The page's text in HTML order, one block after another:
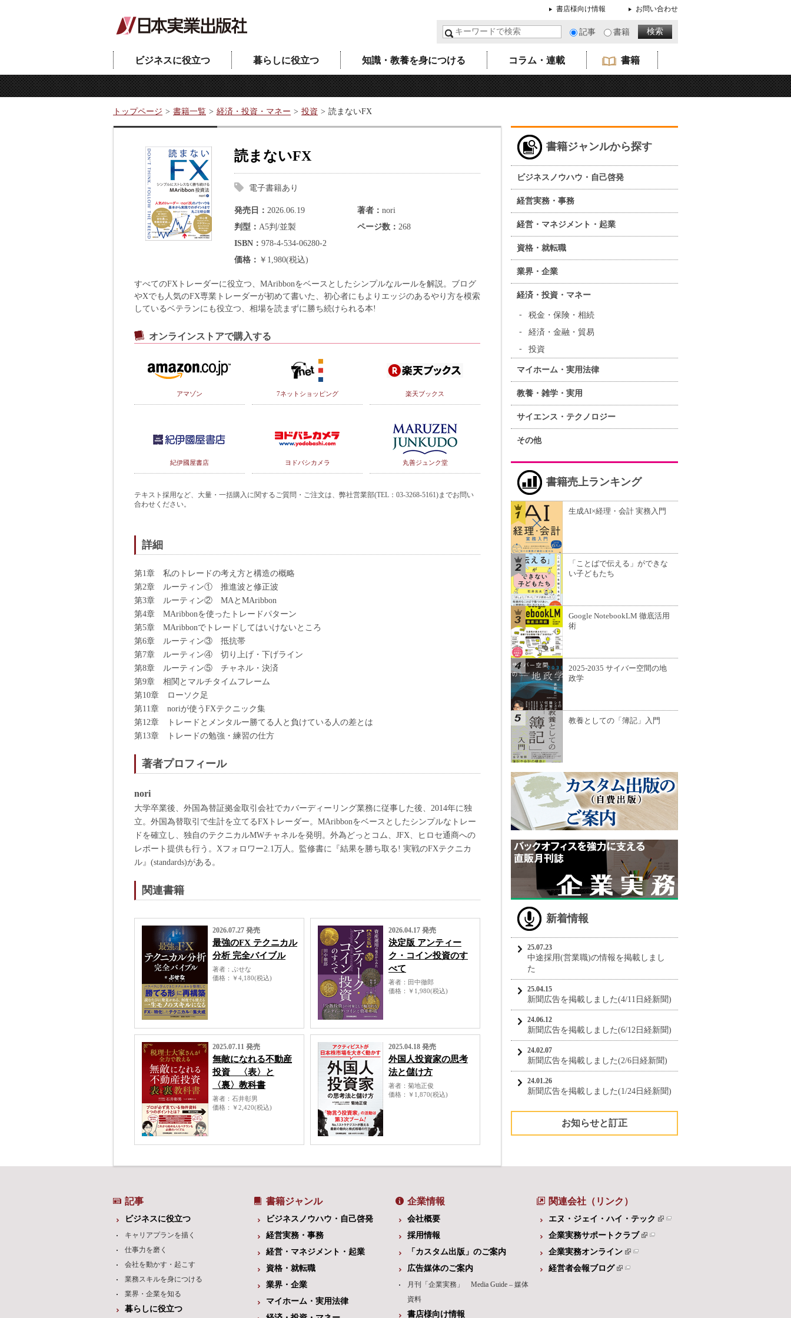
書店様向け情報 お問い合わせ
記事 書籍
ビジネスに役立つ 暮らしに役立つ 知識・教養を身につける コラム・連載 書籍
トップページ 書籍一覧 経済・投資・マネー 投資 読まないFX
読まないFX
電子書籍あり
発売日 2026.06.19 著者
nori
判型
A5判/並製 ページ数
268
ISBN
978-4-534-06280-2
価格
￥1,980(税込)
すべてのFXトレーダーに役立つ、MAribbonをベースとしたシンプルなルールを解説。ブログ
やXでも人気のFX専業トレーダーが初めて書いた、初心者にもよりエッジのあるやり方を模索
しているベテランにも役立つ、相場を読まずに勝ち続けられる本!
オンラインストアで購入する
アマゾン 7ネットショッピング 楽天ブックス
紀伊國屋書店 ヨドバシカメラ 丸善ジュンク堂
テキスト採用など、大量・一括購入に関するご質問・ご注文は、弊社営業部(TEL：03-3268-5161)までお問い
合わせください。
詳細
第1章 私のトレードの考え方と構造の概略
第2章 ルーティン① 推進波と修正波
第3章 ルーティン② MAとMAribbon
第4章 MAribbonを使ったトレードパターン
第5章 MAribbonでトレードしてはいけないところ
第6章 ルーティン③ 抵抗帯
第7章 ルーティン④ 切り上げ・下げライン
第8章 ルーティン⑤ チャネル・決済
第9章 相関とマルチタイムフレーム
第10章 ローソク足
第11章 noriが使うFXテクニック集
第12章 トレードとメンタルー勝てる人と負けている人の差とは
第13章 トレードの勉強・練習の仕方
著者プロフィール
nori
大学卒業後、外国為替証拠金取引会社でカバーディーリング業務に従事した後、2014年に独
立。外国為替取引で生計を立てるFXトレーダー。MAribbonをベースとしたシンプルなトレー
ドを確立し、独自のテクニカルMWチャネルを発明。外為どっとコム、JFX、ヒロセ通商への
レポート提供も行う。Xフォロワー2.1万人。監修書に『結果を勝ち取る! 実戦のFXテクニカ
ル』(standards)がある。
関連書籍
2026.07.27 発売
最強のFX テクニカル
分析 完全バイブル
著者
ぶせな
価格
￥4,180(税込)
2026.04.17 発売
決定版 アンティー
ク・コイン投資のす
べて
著者
田中徹郎
価格
￥1,980(税込)
2025.07.11 発売
無敵になれる不動産
投資 〈表〉と
〈裏〉教科書
著者
石井彰男
価格
￥2,420(税込)
2025.04.18 発売
外国人投資家の思考
法と儲け方
著者
菊地正俊
価格
￥1,870(税込)
書籍ジャンルから探す
ビジネスノウハウ・自己啓発
経営実務・事務
経営・マネジメント・起業
資格・就転職
業界・企業
経済・投資・マネー
税金・保険・相続
経済・金融・貿易
投資
マイホーム・実用法律
教養・雑学・実用
サイエンス・テクノロジー
その他
書籍売上ランキング
生成AI×経理・会計 実務入門
「ことばで伝える」ができな
い子どもたち
Google NotebookLM 徹底活用
術
2025-2035 サイバー空間の地
政学
教養としての「簿記」入門
新着情報
25.07.23
中途採用(営業職)の情報を掲載しまし
た
25.04.15
新聞広告を掲載しました(4/11日経新聞)
24.06.12
新聞広告を掲載しました(6/12日経新聞)
24.02.07
新聞広告を掲載しました(2/6日経新聞)
24.01.26
新聞広告を掲載しました(1/24日経新聞)
お知らせと訂正
記事
ビジネスに役立つ
キャリアプランを描く
仕事力を磨く
会社を動かす・起こす
業務スキルを身につける
業界・企業を知る
暮らしに役立つ
書籍ジャンル
ビジネスノウハウ・自己啓発
経営実務・事務
経営・マネジメント・起業
資格・就転職
業界・企業
マイホーム・実用法律
企業情報
会社概要
採用情報
「カスタム出版」のご案内
広告媒体のご案内
月刊「企業実務」 Media Guide – 媒体
資料
書店様向け情報
関連会社（リンク）
エヌ・ジェイ・ハイ・テック
企業実務サポートクラブ
企業実務オンライン
経営者会報ブログ